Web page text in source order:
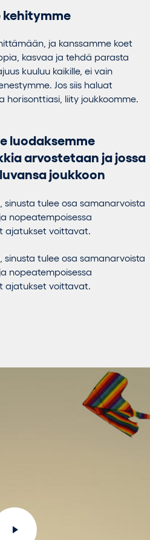
kehitymme
ja kanssamme koet
kasvaa ja tehdä parasta
kuuluu kaikille, ei vain
Jos siis haluat
horisonttiasi, liity joukkoomme.
luodaksemme
arvostetaan ja jossa
joukkoon
sinusta tulee osa samanarvoista
nopeatempoisessa
ajatukset voittavat.
sinusta tulee osa samanarvoista
nopeatempoisessa
ajatukset voittavat.